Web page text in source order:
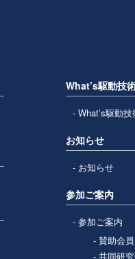
What’s駆動技
What’s駆動技
お知らせ
お知らせ
参加ご案内
参加ご案内
賛助会員
共同研